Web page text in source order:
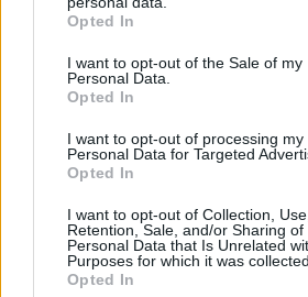
grant or deny consent to Google and
use your data for below specified
consent section.
Opted In
I want to opt-out of the Sale of my
Personal Data.
Opted In
I want to opt-out of processing my
Personal Data for Targeted
Opted In
I want to opt-out of Collection, Use,
Retention, Sale, and/or Sharing of
Personal Data that Is Unrelated
Purposes for which it was collected.
Opted In
Δεν υποχωρεί ο Ολυμπιακός στο
εκατ. ευρώ για να τον πουλήσει
Ανανέωσε ο Πήλιος με την ΑΕΚ
αμφισβήτησαν και εσύ απάντησες»,
Ηλιόπουλος, δείτε βίντεο
Φούσκωμα: Γιατί χειροτερεύει
Γαστρεντερολόγος του Χάρβαρντ
αντιμετώπισης
πριν 23 λεπτά